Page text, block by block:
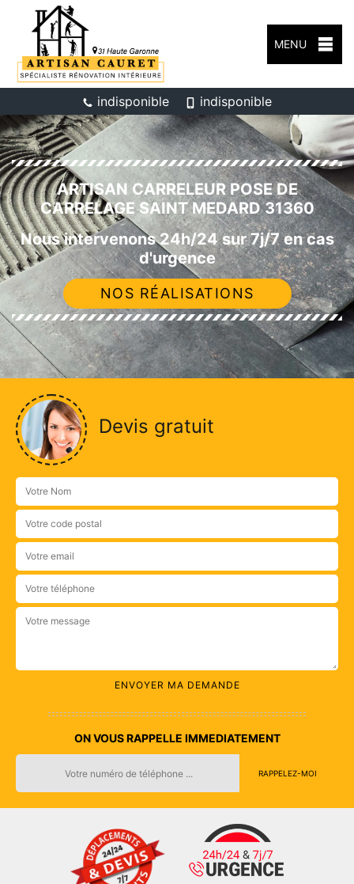
MENU
indisponible indisponible
ARTISAN CARRELEUR POSE DE
CARRELAGE SAINT MEDARD 31360
Nous intervenons 24h/24 sur 7j/7 en cas
d'urgence
NOS RÉALISATIONS
Devis gratuit
ON VOUS RAPPELLE IMMEDIATEMENT